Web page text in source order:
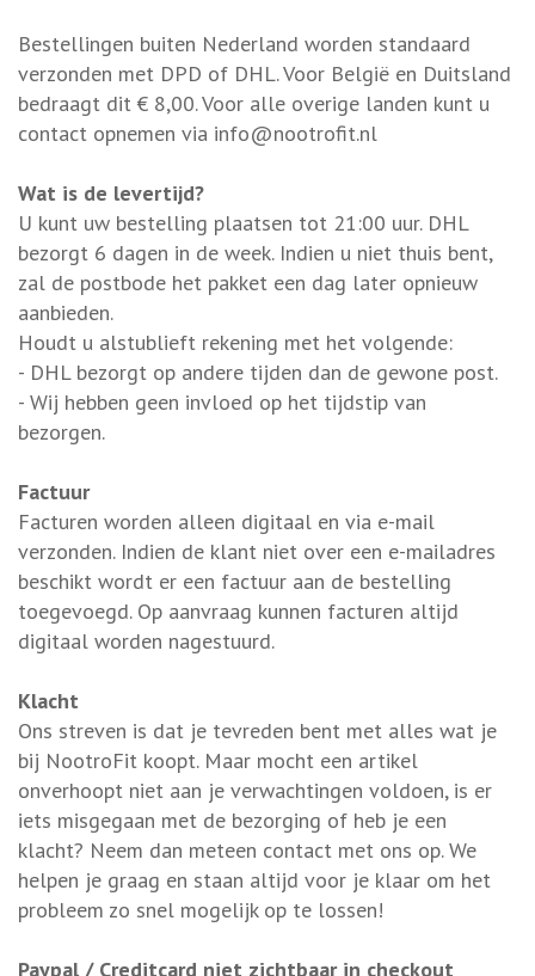
Bestellingen buiten Nederland worden standaard
verzonden met DPD of DHL. Voor België en Duitsland
bedraagt dit € 8,00. Voor alle overige landen kunt u
contact opnemen via info@nootrofit.nl
Wat is de levertijd?
U kunt uw bestelling plaatsen tot 21:00 uur. DHL
bezorgt 6 dagen in de week. Indien u niet thuis bent,
zal de postbode het pakket een dag later opnieuw
aanbieden.
Houdt u alstublieft rekening met het volgende:
- DHL bezorgt op andere tijden dan de gewone post.
- Wij hebben geen invloed op het tijdstip van
bezorgen.
Factuur
Facturen worden alleen digitaal en via e-mail
verzonden. Indien de klant niet over een e-mailadres
beschikt wordt er een factuur aan de bestelling
toegevoegd. Op aanvraag kunnen facturen altijd
digitaal worden nagestuurd.
Klacht
Ons streven is dat je tevreden bent met alles wat je
bij NootroFit koopt. Maar mocht een artikel
onverhoopt niet aan je verwachtingen voldoen, is er
iets misgegaan met de bezorging of heb je een
klacht? Neem dan meteen contact met ons op. We
helpen je graag en staan altijd voor je klaar om het
probleem zo snel mogelijk op te lossen!
Paypal / Creditcard niet zichtbaar in checkout